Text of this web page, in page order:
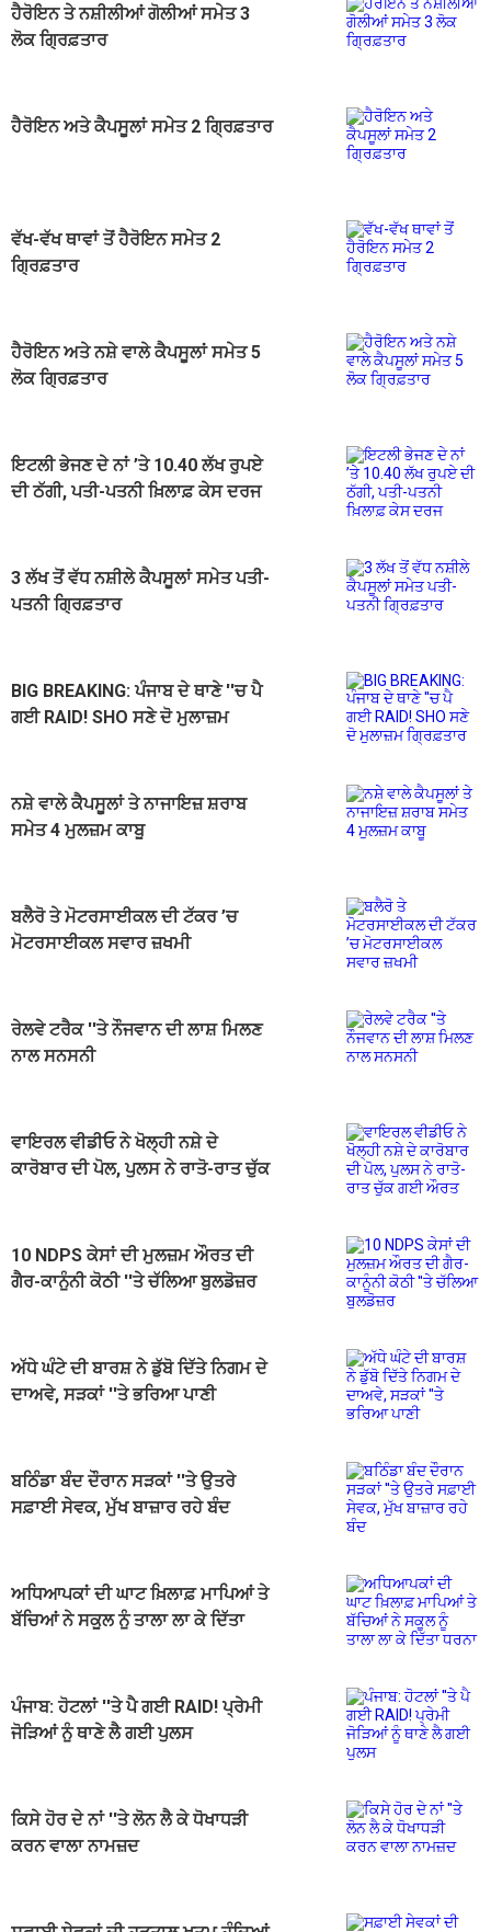
ਹੈਰੋਇਨ ਤੇ ਨਸ਼ੀਲੀਆਂ ਗੋਲੀਆਂ ਸਮੇਤ 3
ਲੋਕ ਗ੍ਰਿਫ਼ਤਾਰ
ਹੈਰੋਇਨ ਅਤੇ ਕੈਪਸੂਲਾਂ ਸਮੇਤ 2 ਗ੍ਰਿਫ਼ਤਾਰ
ਵੱਖ-ਵੱਖ ਥਾਵਾਂ ਤੋਂ ਹੈਰੋਇਨ ਸਮੇਤ 2
ਗ੍ਰਿਫ਼ਤਾਰ
ਹੈਰੋਇਨ ਅਤੇ ਨਸ਼ੇ ਵਾਲੇ ਕੈਪਸੂਲਾਂ ਸਮੇਤ 5
ਲੋਕ ਗ੍ਰਿਫ਼ਤਾਰ
ਇਟਲੀ ਭੇਜਣ ਦੇ ਨਾਂ ’ਤੇ 10.40 ਲੱਖ ਰੁਪਏ
ਦੀ ਠੱਗੀ, ਪਤੀ-ਪਤਨੀ ਖ਼ਿਲਾਫ਼ ਕੇਸ ਦਰਜ
3 ਲੱਖ ਤੋਂ ਵੱਧ ਨਸ਼ੀਲੇ ਕੈਪਸੂਲਾਂ ਸਮੇਤ ਪਤੀ-
ਪਤਨੀ ਗ੍ਰਿਫ਼ਤਾਰ
BIG BREAKING: ਪੰਜਾਬ ਦੇ ਥਾਣੇ ''ਚ ਪੈ
ਗਈ RAID! SHO ਸਣੇ ਦੋ ਮੁਲਾਜ਼ਮ
ਨਸ਼ੇ ਵਾਲੇ ਕੈਪਸੂਲਾਂ ਤੇ ਨਾਜਾਇਜ਼ ਸ਼ਰਾਬ
ਸਮੇਤ 4 ਮੁਲਜ਼ਮ ਕਾਬੂ
ਬਲੈਰੋ ਤੇ ਮੋਟਰਸਾਈਕਲ ਦੀ ਟੱਕਰ ’ਚ
ਮੋਟਰਸਾਈਕਲ ਸਵਾਰ ਜ਼ਖਮੀ
ਰੇਲਵੇ ਟਰੈਕ ''ਤੇ ਨੌਜਵਾਨ ਦੀ ਲਾਸ਼ ਮਿਲਣ
ਨਾਲ ਸਨਸਨੀ
ਵਾਇਰਲ ਵੀਡੀਓ ਨੇ ਖੋਲ੍ਹੀ ਨਸ਼ੇ ਦੇ
ਕਾਰੋਬਾਰ ਦੀ ਪੋਲ, ਪੁਲਸ ਨੇ ਰਾਤੋ-ਰਾਤ ਚੁੱਕ
10 NDPS ਕੇਸਾਂ ਦੀ ਮੁਲਜ਼ਮ ਔਰਤ ਦੀ
ਗੈਰ-ਕਾਨੂੰਨੀ ਕੋਠੀ ''ਤੇ ਚੱਲਿਆ ਬੁਲਡੋਜ਼ਰ
ਅੱਧੇ ਘੰਟੇ ਦੀ ਬਾਰਸ਼ ਨੇ ਡੁੱਬੋ ਦਿੱਤੇ ਨਿਗਮ ਦੇ
ਦਾਅਵੇ, ਸੜਕਾਂ ''ਤੇ ਭਰਿਆ ਪਾਣੀ
ਬਠਿੰਡਾ ਬੰਦ ਦੌਰਾਨ ਸੜਕਾਂ ''ਤੇ ਉਤਰੇ
ਸਫ਼ਾਈ ਸੇਵਕ, ਮੁੱਖ ਬਾਜ਼ਾਰ ਰਹੇ ਬੰਦ
ਅਧਿਆਪਕਾਂ ਦੀ ਘਾਟ ਖ਼ਿਲਾਫ਼ ਮਾਪਿਆਂ ਤੇ
ਬੱਚਿਆਂ ਨੇ ਸਕੂਲ ਨੂੰ ਤਾਲਾ ਲਾ ਕੇ ਦਿੱਤਾ
ਪੰਜਾਬ: ਹੋਟਲਾਂ ''ਤੇ ਪੈ ਗਈ RAID! ਪ੍ਰੇਮੀ
ਜੋੜਿਆਂ ਨੂੰ ਥਾਣੇ ਲੈ ਗਈ ਪੁਲਸ
ਕਿਸੇ ਹੋਰ ਦੇ ਨਾਂ ''ਤੇ ਲੋਨ ਲੈ ਕੇ ਧੋਖਾਧੜੀ
ਕਰਨ ਵਾਲਾ ਨਾਮਜ਼ਦ